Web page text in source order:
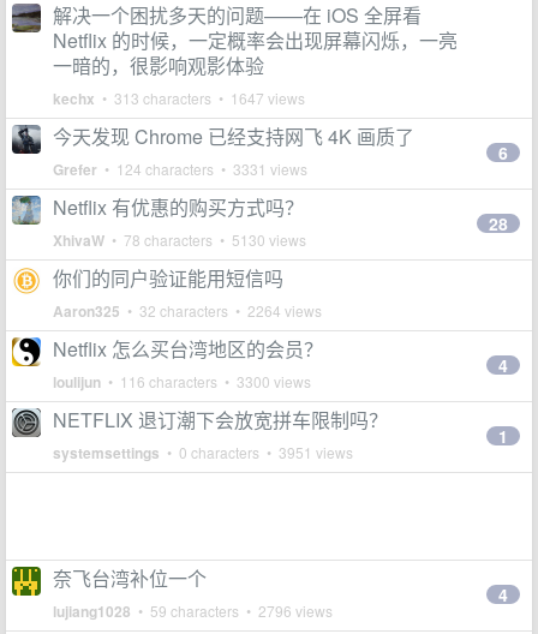
解决一个困扰多天的问题——在 iOS 全屏看
Netflix 的时候，一定概率会出现屏幕闪烁，一亮
一暗的，很影响观影体验
kechx • 313 characters • 1647 views
今天发现 Chrome 已经支持网飞 4K 画质了
Grefer • 124 characters • 3331 views
6
Netflix 有优惠的购买方式吗？
XhivaW • 78 characters • 5130 views
28
你们的同户验证能用短信吗
Aaron325 • 32 characters • 2264 views
Netflix 怎么买台湾地区的会员？
loulijun • 116 characters • 3300 views
4
NETFLIX 退订潮下会放宽拼车限制吗？
systemsettings • 0 characters • 3951 views
1
奈飞台湾补位一个
lujiang1028 • 59 characters • 2796 views
4